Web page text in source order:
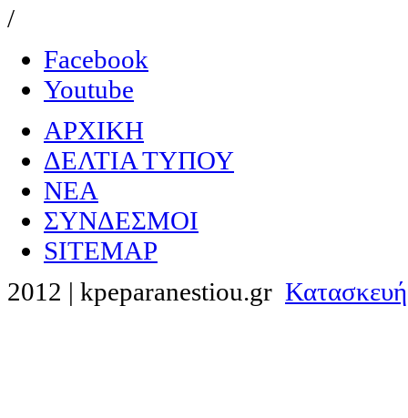
/
Facebook
Youtube
ΑΡΧΙΚΗ
ΔΕΛΤΙΑ ΤΥΠΟΥ
NEA
ΣΥΝΔΕΣΜΟΙ
SITEMAP
2012 | kpeparanestiou.gr Κατασκευή